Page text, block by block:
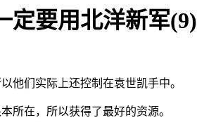
定要用北洋新军(9)
他们实际上还控制在袁世凯手中。
所在，所以获得了最好的资源。